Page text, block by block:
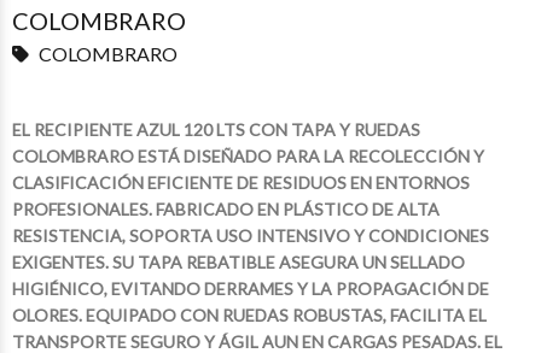
COLOMBRARO
COLOMBRARO
EL RECIPIENTE AZUL 120 LTS CON TAPA Y RUEDAS
COLOMBRARO ESTÁ DISEÑADO PARA LA RECOLECCIÓN Y
CLASIFICACIÓN EFICIENTE DE RESIDUOS EN ENTORNOS
PROFESIONALES. FABRICADO EN PLÁSTICO DE ALTA
RESISTENCIA, SOPORTA USO INTENSIVO Y CONDICIONES
EXIGENTES. SU TAPA REBATIBLE ASEGURA UN SELLADO
HIGIÉNICO, EVITANDO DERRAMES Y LA PROPAGACIÓN DE
OLORES. EQUIPADO CON RUEDAS ROBUSTAS, FACILITA EL
TRANSPORTE SEGURO Y ÁGIL AUN EN CARGAS PESADAS. EL